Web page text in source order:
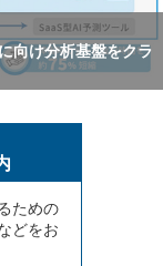
向け分析基盤をクラ
ための
どをお